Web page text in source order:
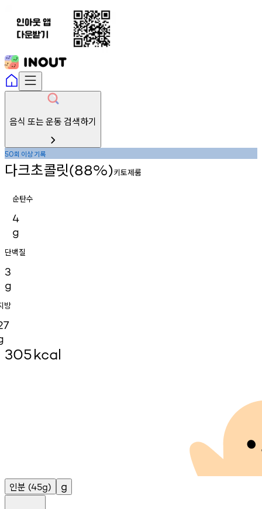
음식 또는 운동 검색하기
50회 이상기록
다크초콜릿(88%)키토제룸
순탄수
4
g
단백질
3
g
방
305kcal
인분 (45g) g